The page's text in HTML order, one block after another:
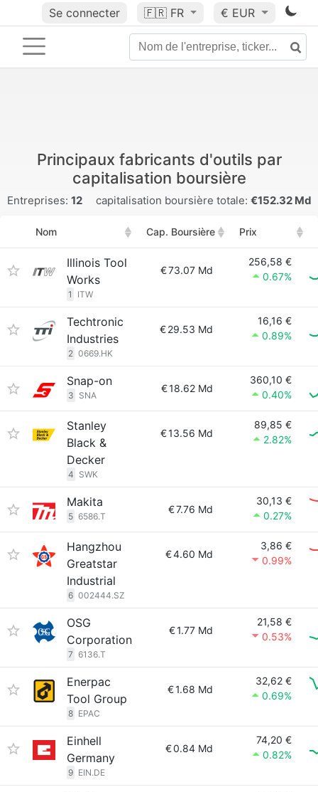
Se connecter 🇫🇷 FR € EUR
Principaux fabricants d'outils par
capitalisation boursière
Entreprises: 12 capitalisation boursière totale: €152.32 Md
Nom Cap. Boursière Prix
Illinois Tool
Works
1 ITW
€73.07 Md
256,58 €
0.67%
Techtronic
Industries
2 0669.HK
€29.53 Md
16,16 €
0.89%
Snap-on
3 SNA
€18.62 Md
360,10 €
0.40%
Stanley
Black &
Decker
4 SWK
€13.56 Md
89,85 €
2.82%
Makita
5 6586.T
€7.76 Md
30,13 €
0.27%
Hangzhou
Greatstar
Industrial
6 002444.SZ
€4.60 Md
3,86 €
0.99%
OSG
Corporation
7 6136.T
€1.77 Md
21,58 €
0.53%
Enerpac
Tool Group
8 EPAC
€1.68 Md
32,62 €
0.69%
Einhell
Germany
9 EIN.DE
€0.84 Md
74,20 €
0.82%